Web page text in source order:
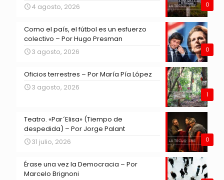
0
4 agosto, 2026
0
Como el país, el fútbol es un esfuerzo
colectivo – Por Hugo Presman
3 agosto, 2026
1
Oficios terrestres – Por María Pía López
3 agosto, 2026
0
Teatro. «Par´Elisa» (Tiempo de
despedida) – Por Jorge Palant
31 julio, 2026
Érase una vez la Democracia – Por
Marcelo Brignoni